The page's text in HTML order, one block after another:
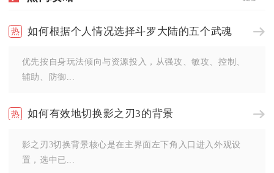
如何根据个人情况选择斗罗大陆的五个武魂
优先按自身玩法倾向与资源投入，从强攻、敏攻、控制、
辅助、防御...
如何有效地切换影之刃3的背景
影之刃3切换背景核心是在主界面左下角入口进入外观设
置，选中已...